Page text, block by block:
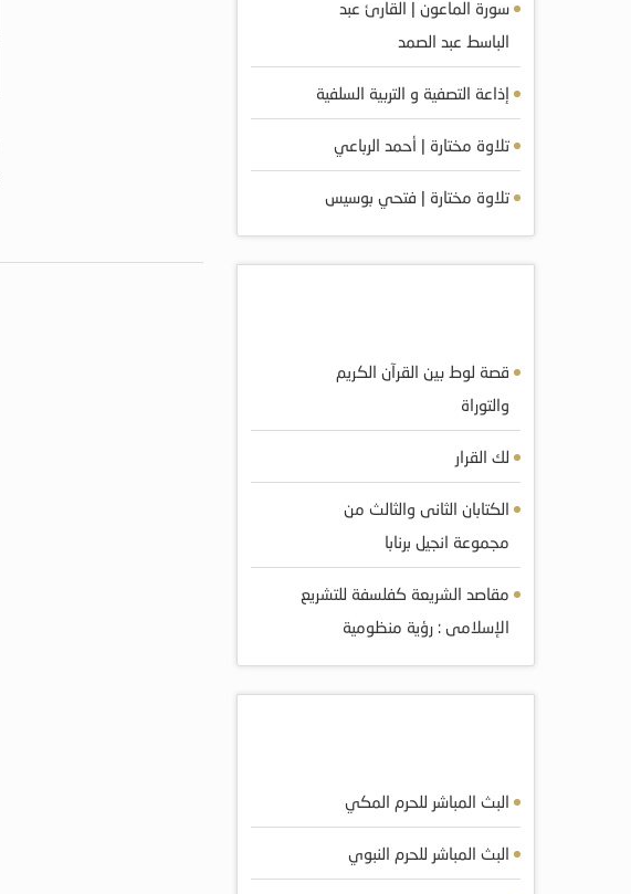
سورة الماعون | القارئ عبد
الباسط عبد الصمد
إذاعة التصفية و التربية السلفية
تلاوة مختارة | أحمد الرباعي
تلاوة مختارة | فتحي بوسيس
قصة لوط بين القرآن الكريم
والتوراة
لك القرار
الكتابان الثانى والثالث من
مجموعة انجيل برنابا
مقاصد الشريعة كفلسفة للتشريع
الإسلامى : رؤية منظومية
البث المباشر للحرم المكي
البث المباشر للحرم النبوي